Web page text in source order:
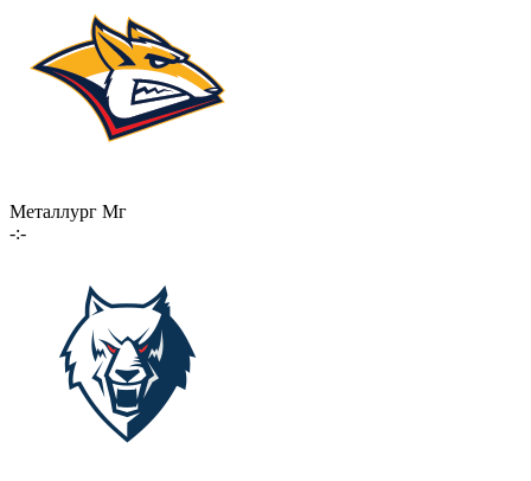
Металлург Мг
-:-